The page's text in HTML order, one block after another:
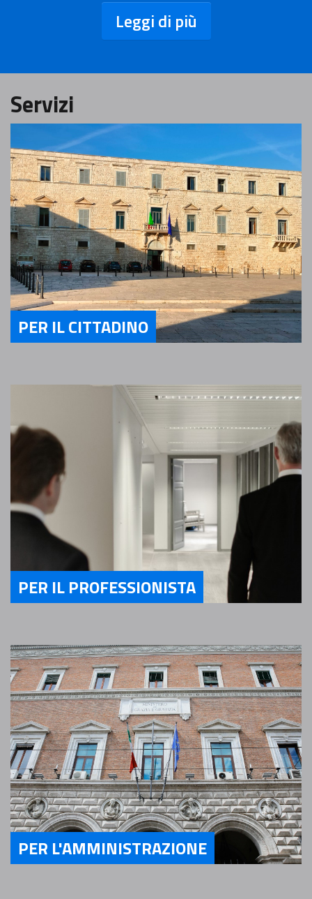
Leggi di più
Servizi
Servizi Per il Cittadino
PER IL CITTADINO
PER IL PROFESSIONISTA
PER L'AMMINISTRAZIONE